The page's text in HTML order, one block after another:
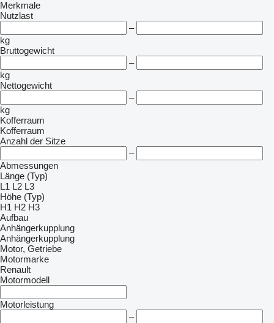
Merkmale
Nutzlast
–
kg
Bruttogewicht
–
kg
Nettogewicht
–
kg
Kofferraum
Kofferraum
Anzahl der Sitze
–
Abmessungen
Länge (Typ)
L1 L2 L3
Höhe (Typ)
H1 H2 H3
Aufbau
Anhängerkupplung
Anhängerkupplung
Motor, Getriebe
Motormarke
Renault
Motormodell
Motorleistung
–